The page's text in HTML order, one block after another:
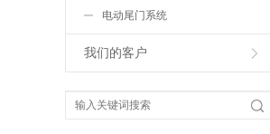
电动尾门系统
我们的客户